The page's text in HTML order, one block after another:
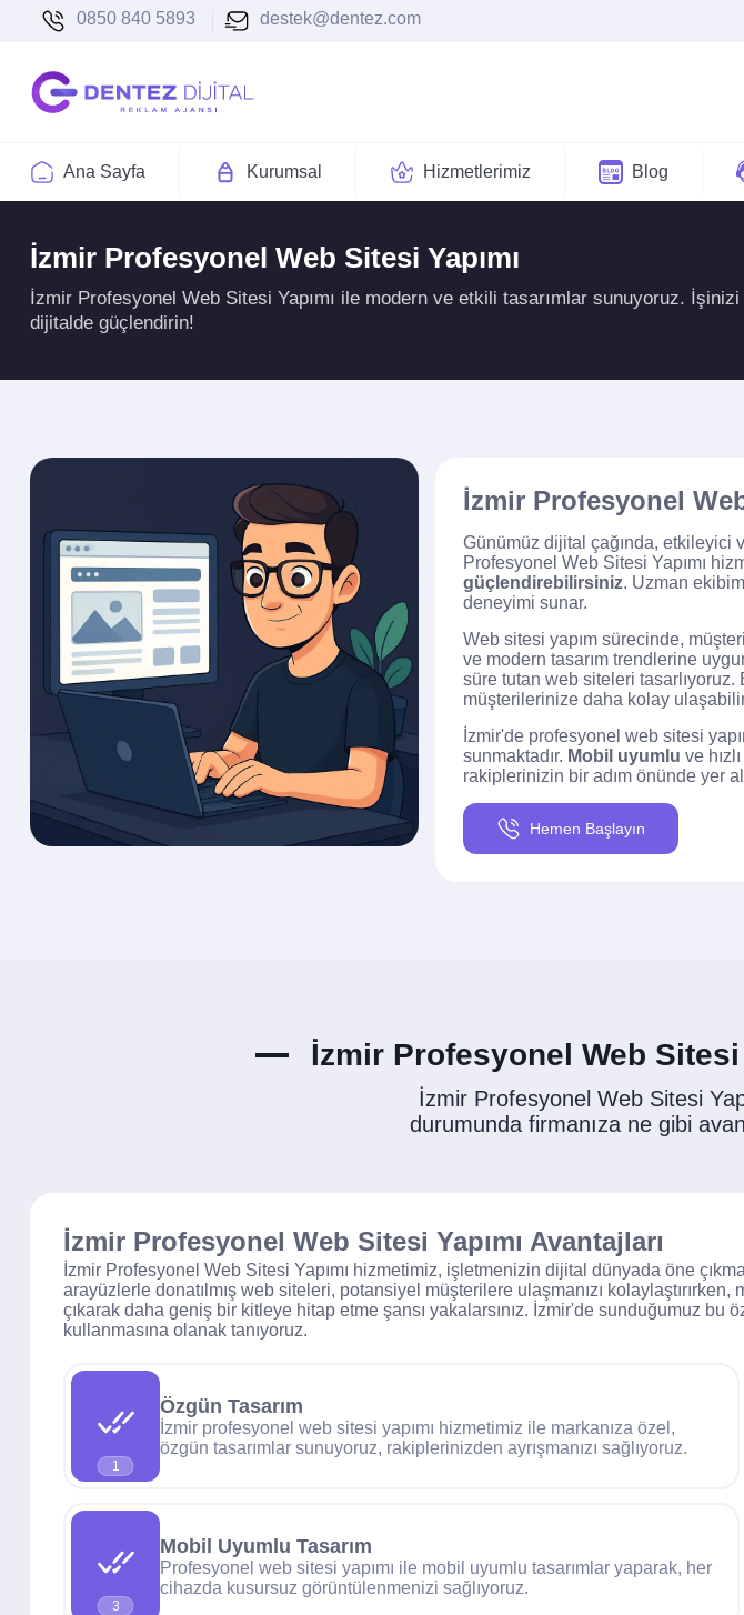
0850 840 5893 destek@dentez.com
Ana Sayfa Kurumsal Hizmetlerimiz Blog
İzmir Profesyonel Web Sitesi Yapımı
İzmir Profesyonel Web Sitesi Yapımı ile modern ve etkili tasarımlar sunuyoruz. İşinizi
dijitalde güçlendirin!
İzmir Profesyonel
Günümüz dijital çağında, etkileyici
Profesyonel Web Sitesi Yapımı
güçlendirebilirsiniz. Uzman
deneyimi sunar.
Web sitesi yapım sürecinde,
ve modern tasarım trendlerine
süre tutan web siteleri
müşterilerinize daha kolay
İzmir'de profesyonel web sitesi
sunmaktadır. Mobil uyumlu ve
rakiplerinizin bir adım önünde yer
Hemen Başlayın
İzmir Profesyonel Web Sitesi
İzmir Profesyonel Web Sitesi
durumunda firmanıza ne gibi
İzmir Profesyonel Web Sitesi Yapımı Avantajları
İzmir Profesyonel Web Sitesi Yapımı hizmetimiz, işletmenizin dijital dünyada öne
arayüzlerle donatılmış web siteleri, potansiyel müşterilere ulaşmanızı kolaylaştırırken,
çıkarak daha geniş bir kitleye hitap etme şansı yakalarsınız. İzmir'de sunduğumuz
kullanmasına olanak tanıyoruz.
1
Özgün Tasarım
İzmir profesyonel web sitesi yapımı hizmetimiz ile markanıza özel,
özgün tasarımlar sunuyoruz, rakiplerinizden ayrışmanızı sağlıyoruz.
3
Mobil Uyumlu Tasarım
Profesyonel web sitesi yapımı ile mobil uyumlu tasarımlar yaparak, her
cihazda kusursuz görüntülenmenizi sağlıyoruz.